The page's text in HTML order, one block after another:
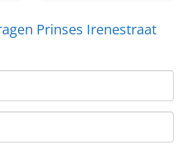
Prinses Irenestraat